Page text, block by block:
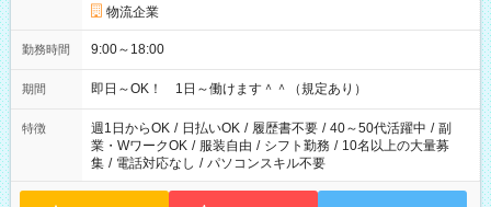
物流企業
勤務時間 9:00～18:00
期間 即日～OK！ 1日～働けます＾＾（規定あり）
特徴 週1日からOK / 日払いOK / 履歴書不要 / 40～50代活躍中 / 副
業・WワークOK / 服装自由 / シフト勤務 / 10名以上の大量募
集 / 電話対応なし / パソコンスキル不要